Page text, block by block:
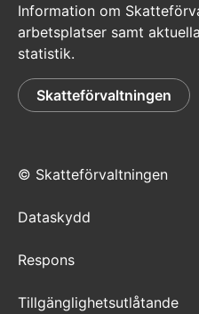
Information om
arbetsplatser samt
statistik.
Skatteförvaltningen
© Skatteförvaltningen
Dataskydd
Respons
Tillgänglighetsutlåtande